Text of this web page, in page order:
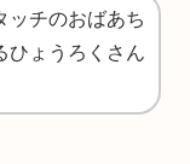
ッチのおばあち
ひょうろくさん